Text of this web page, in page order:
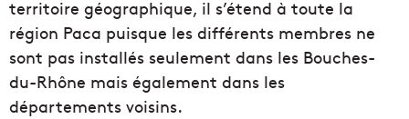
territoire géographique, il s’étend à toute la
région Paca puisque les différents membres ne
sont pas installés seulement dans les Bouches-
du-Rhône mais également dans les
départements voisins.